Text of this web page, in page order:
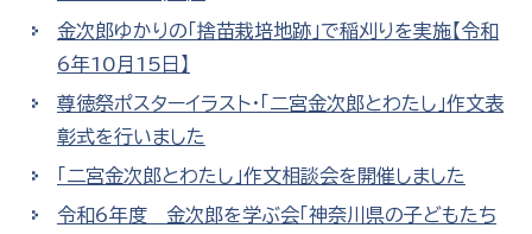
金次郎ゆかりの「捨苗栽培地跡」で稲刈りを実施【令和
6年10月15日】
尊徳祭ポスターイラスト・「二宮金次郎とわたし」作文表
彰式を行いました
「二宮金次郎とわたし」作文相談会を開催しました
令和6年度 金次郎を学ぶ会「神奈川県の子どもたち